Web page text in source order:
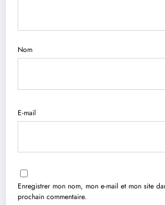
Nom
E-mail
Enregistrer mon nom, mon e-mail et mon site
prochain commentaire.